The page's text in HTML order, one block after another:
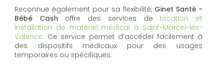
Reconnue également pour sa flexibilité, Ginet Santé -
Bébé Cash offre des services de location et
installation de matériel médical à Saint-Marcel-lès-
Valence. Ce service permet d’accéder facilement à
des dispositifs médicaux pour des usages
temporaires ou spécifiques.